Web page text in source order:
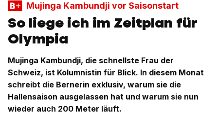
Mujinga Kambundji vor Saisonstart
So liege ich im Zeitplan für
Olympia
Mujinga Kambundji, die schnellste Frau der
Schweiz, ist Kolumnistin für Blick. In diesem Monat
schreibt die Bernerin exklusiv, warum sie die
Hallensaison ausgelassen hat und warum sie nun
wieder auch 200 Meter läuft.